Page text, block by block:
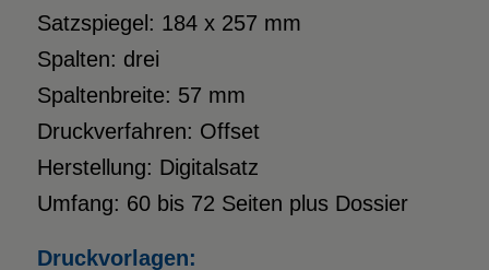
Satzspiegel: 184 x 257 mm
Spalten: drei
Spaltenbreite: 57 mm
Druckverfahren: Offset
Herstellung: Digitalsatz
Umfang: 60 bis 72 Seiten plus Dossier
Druckvorlagen: